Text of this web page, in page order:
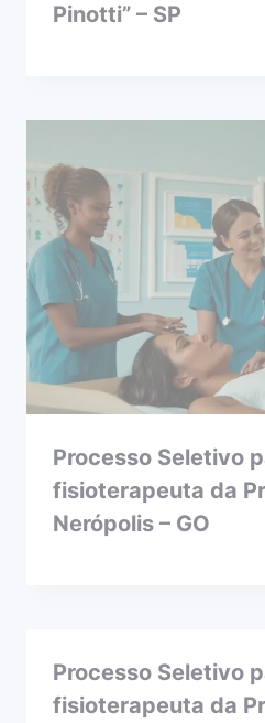
Pinotti” – SP
Processo Seletivo
fisioterapeuta da
Nerópolis – GO
Processo Seletivo
fisioterapeuta da